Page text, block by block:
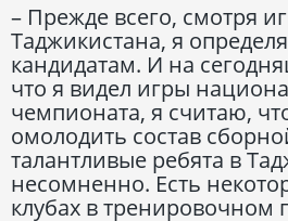
– Прежде всего, смотря
Таджикистана, я
кандидатам. И на
что я видел игры
чемпионата, я считаю,
омолодить состав
талантливые ребята в
несомненно. Есть
клубах в тренировочном